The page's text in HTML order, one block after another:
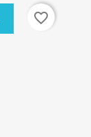
favorite_border